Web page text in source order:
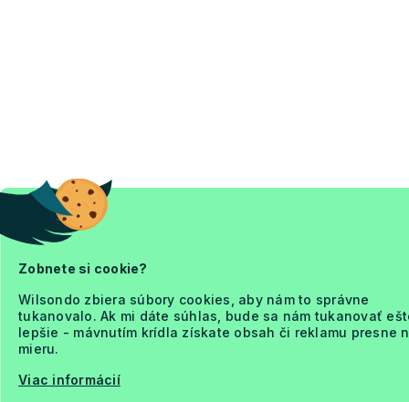
Zobnete si cookie?
Wilsondo zbiera súbory cookies, aby nám to správne
tukanovalo. Ak mi dáte súhlas, bude sa nám tukanovať
lepšie - mávnutím krídla získate obsah či reklamu presne
mieru.
Viac informácií